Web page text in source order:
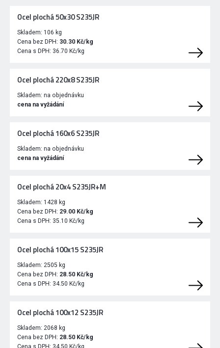
Ocel plochá 50x30 S235JR
Skladem: 106 kg
Cena bez DPH: 30.30 Kč/kg
Cena s DPH: 36.70 Kč/kg
Ocel plochá 220x8 S235JR
Skladem: na objednávku
cena na vyžádání
Ocel plochá 160x6 S235JR
Skladem: na objednávku
cena na vyžádání
Ocel plochá 20x4 S235JR+M
Skladem: 1428 kg
Cena bez DPH: 29.00 Kč/kg
Cena s DPH: 35.10 Kč/kg
Ocel plochá 100x15 S235JR
Skladem: 2505 kg
Cena bez DPH: 28.50 Kč/kg
Cena s DPH: 34.50 Kč/kg
Ocel plochá 100x12 S235JR
Skladem: 2068 kg
Cena bez DPH: 28.50 Kč/kg
Cena s DPH: 34.50 Kč/kg